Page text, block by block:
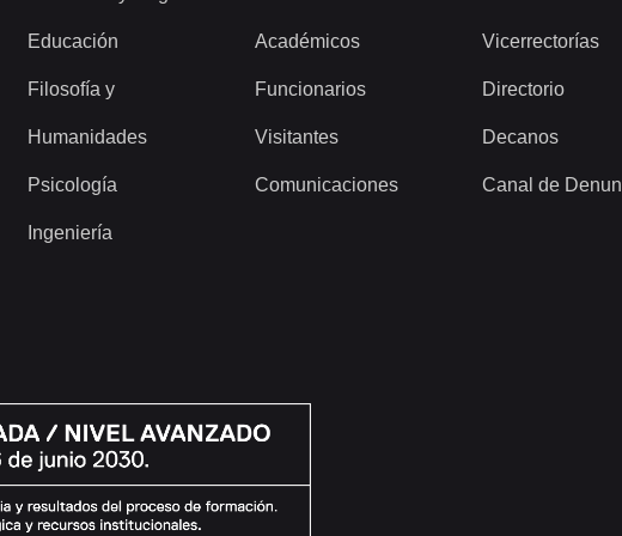
Educación
Filosofía y
Humanidades
Psicología
Ingeniería
Académicos
Funcionarios
Visitantes
Comunicaciones
Vicerrectorías
Directorio
Decanos
Canal de